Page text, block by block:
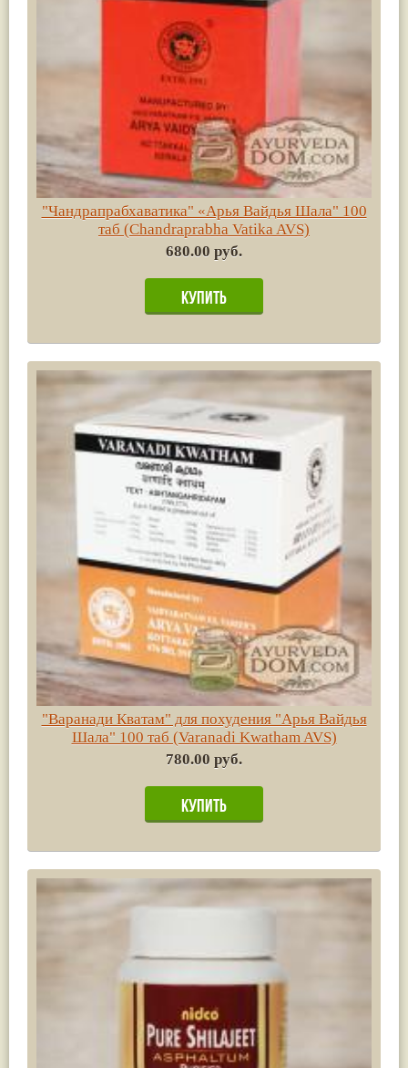
"Чандрапрабхаватика" «Арья Вайдья Шала" 100
таб (Chandraprabha Vatika AVS)
680.00 руб.
"Варанади Кватам" для похудения "Арья Вайдья
Шала" 100 таб (Varanadi Kwatham AVS)
780.00 руб.